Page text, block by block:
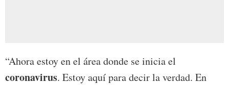
“Ahora estoy en el área donde se inicia el
coronavirus. Estoy aquí para decir la verdad. En